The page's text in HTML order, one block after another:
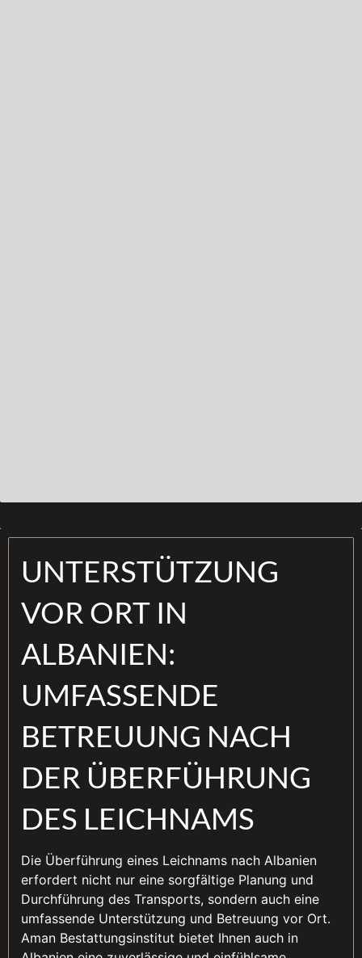
UNTERSTÜTZUNG
VOR ORT IN
ALBANIEN:
UMFASSENDE
BETREUUNG NACH
DER ÜBERFÜHRUNG
DES LEICHNAMS
Die Überführung eines Leichnams nach Albanien
erfordert nicht nur eine sorgfältige Planung und
Durchführung des Transports, sondern auch eine
umfassende Unterstützung und Betreuung vor Ort.
Aman Bestattungsinstitut bietet Ihnen auch in